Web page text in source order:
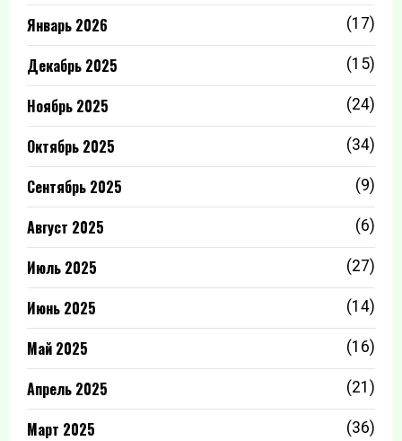
Январь 2026 (17)
Декабрь 2025 (15)
Ноябрь 2025 (24)
Октябрь 2025 (34)
Сентябрь 2025 (9)
Август 2025 (6)
Июль 2025 (27)
Июнь 2025 (14)
Май 2025 (16)
Апрель 2025 (21)
Март 2025 (36)